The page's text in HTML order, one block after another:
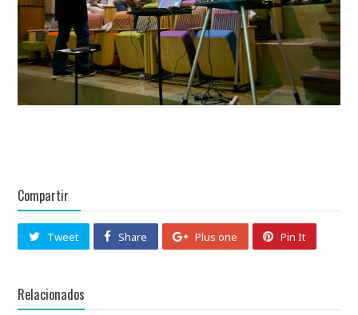
Compartir
Tweet Share Plus one Pin It
Relacionados